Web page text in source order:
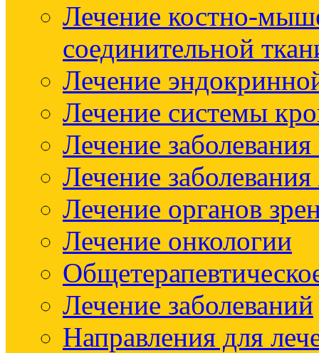
Лечение костно-
соединительной
Лечение
Лечение системы
Лечение
Лечение
Лечение органов
Лечение онкологии
Лечение заболеваний
Направления для